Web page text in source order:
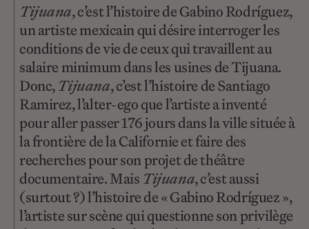
Tijuana, c’est l’histoire de Gabino Rodríguez,
un artiste mexicain qui désire interroger les
conditions de vie de ceux qui travaillent au
salaire minimum dans les usines de Tijuana.
Donc,Tijuana, c’est l’histoire de Santiago
Ramirez, l’alter-ego que l’artiste a inventé
pour aller passer 176 jours dans la ville située à
la frontière de la Californie et faire des
recherches pour son projet de théâtre
documentaire. Mais Tijuana, c’est aussi
(surtout ?) l’histoire de « Gabino Rodríguez »,
l’artiste sur scène qui questionne son privilège